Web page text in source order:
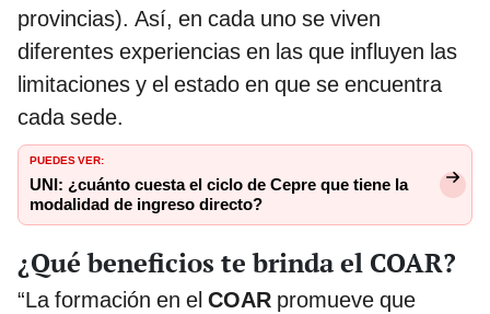
provincias). Así, en cada uno se viven
diferentes experiencias en las que influyen las
limitaciones y el estado en que se encuentra
cada sede.
PUEDES VER:
UNI: ¿cuánto cuesta el ciclo de Cepre que tiene la
modalidad de ingreso directo?
¿Qué beneficios te brinda el COAR?
“La formación en el COAR promueve que